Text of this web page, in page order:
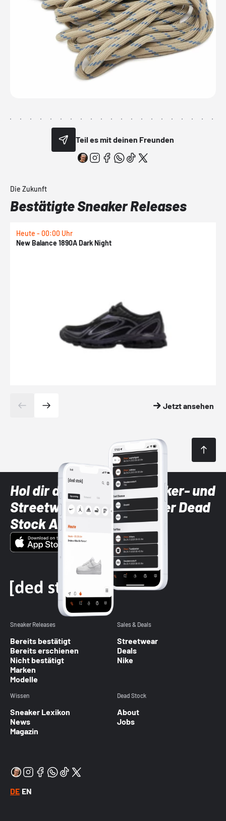
Teil es mit deinen Freunden
Die Zukunft
Bestätigte Sneaker Releases
Heute - 00:00 Uhr
New Balance 1890A Dark Night
Jetzt ansehen
Hol dir die neuesten Sneaker- und
Streetwear-Brands mit der Dead
Stock App
Sneaker Releases
Bereits bestätigt
Bereits erschienen
Nicht bestätigt
Marken
Modelle
Sales & Deals
Streetwear
Deals
Nike
Wissen
Sneaker Lexikon
News
Magazin
Dead Stock
About
Jobs
DE EN